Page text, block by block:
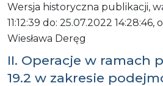
Wersja historyczna publikacji,
11:12:39 do: 25.07.2022
Wiesława Deręg
II. Operacje w ramach
19.2 w zakresie